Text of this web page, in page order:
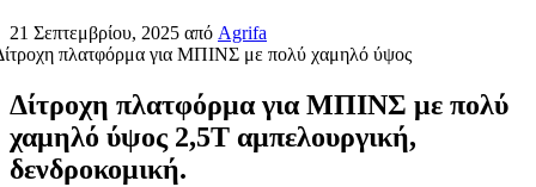
21 Σεπτεμβρίου, 2025 από Agrifa
Δίτροχη πλατφόρμα για ΜΠΙΝΣ με πολύ
χαμηλό ύψος 2,5Τ αμπελουργική,
δενδροκομική.